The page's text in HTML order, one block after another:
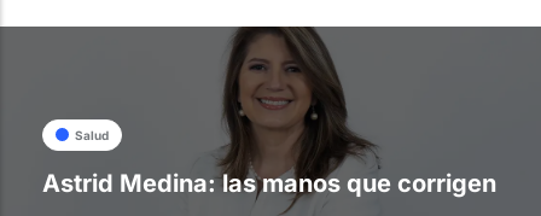
Salud
Astrid Medina: las manos que corrigen